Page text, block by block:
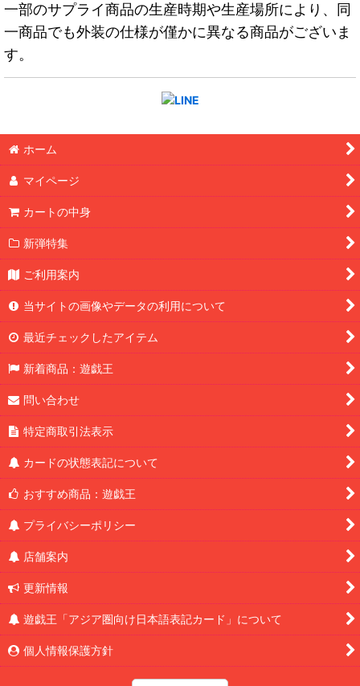
一部のサプライ商品の生産時期や生産場所により、同
一商品でも外装の仕様が僅かに異なる商品がございま
す。
ホーム
マイページ
カートの中身
新弾特集
ご利用案内
当サイトの画像やデータの利用について
最近チェックしたアイテム
新着商品：遊戯王
問い合わせ
特定商取引法表示
カードの状態表記について
おすすめ商品：遊戯王
プライバシーポリシー
店舗案内
更新情報
遊戯王「アジア圏向け日本語表記カード」について
個人情報保護方針